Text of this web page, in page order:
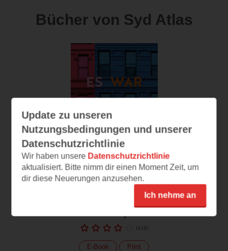
Bücher von Syd Atlas
(419)
E-Book Print
Update zu unseren
Nutzungsbedingungen und unserer
Datenschutzrichtlinie
Wir haben unsere Datenschutzrichtlinie
aktualisiert. Bitte nimm dir einen Moment Zeit, um
dir diese Neuerungen anzusehen.
Ich nehme an